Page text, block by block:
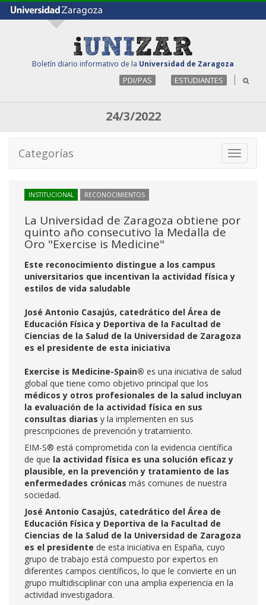
Boletín diario informativo de la Universidad de Zaragoza
PDI/PAS ESTUDIANTES
24/3/2022
Toggle
Categorías
INSTITUCIONAL RECONOCIMIENTOS
La Universidad de Zaragoza obtiene por
quinto año consecutivo la Medalla de
Oro "Exercise is Medicine"
Este reconocimiento distingue a los campus
universitarios que incentivan la actividad física y
estilos de vida saludable
José Antonio Casajús, catedrático del Área de
Educación Física y Deportiva de la Facultad de
Ciencias de la Salud de la Universidad de Zaragoza
es el presidente de esta iniciativa
Exercise is Medicine-Spain® es una iniciativa de salud
global que tiene como objetivo principal que los
médicos y otros profesionales de la salud incluyan
la evaluación de la actividad física en sus
consultas diarias y la implementen en sus
prescripciones de prevención y tratamiento.
EIM-S® está comprometida con la evidencia científica
de que la actividad física es una solución eficaz y
plausible, en la prevención y tratamiento de las
enfermedades crónicas más comunes de nuestra
sociedad.
José Antonio Casajús, catedrático del Área de
Educación Física y Deportiva de la Facultad de
Ciencias de la Salud de la Universidad de Zaragoza
es el presidente de esta iniciativa en España, cuyo
grupo de trabajo está compuesto por expertos en
diferentes campos científicos, lo que le convierte en un
grupo multidisciplinar con una amplia experiencia en la
actividad investigadora.